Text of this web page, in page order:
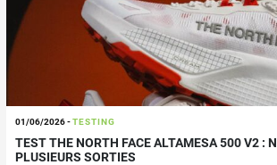
01/06/2026-TESTING
TEST THE NORTH FACE ALTAMESA 500 V2 :
PLUSIEURS SORTIES